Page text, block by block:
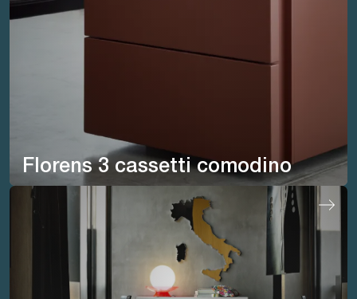
Florens 3 cassetti comodino